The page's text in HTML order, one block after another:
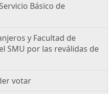
Básico de
y Facultad de
SMU por las reválidas de
votar